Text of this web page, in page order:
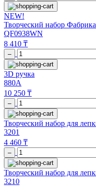
NEW!
Творческий набор
QF0938WN
8 410 ₸
–
3D ручка
880A
10 250 ₸
–
Творческий набор для
3201
4 460 ₸
–
Творческий набор для
3210